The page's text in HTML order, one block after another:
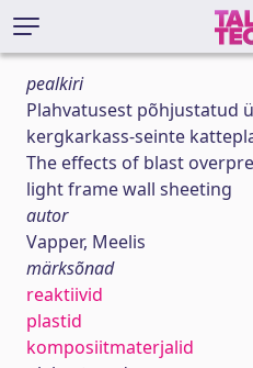
pealkiri
Plahvatusest põhjustatud
kergkarkass-seinte
The effects of blast
light frame wall sheeting
autor
Vapper, Meelis
märksõnad
reaktiivid
plastid
komposiitmaterjalid